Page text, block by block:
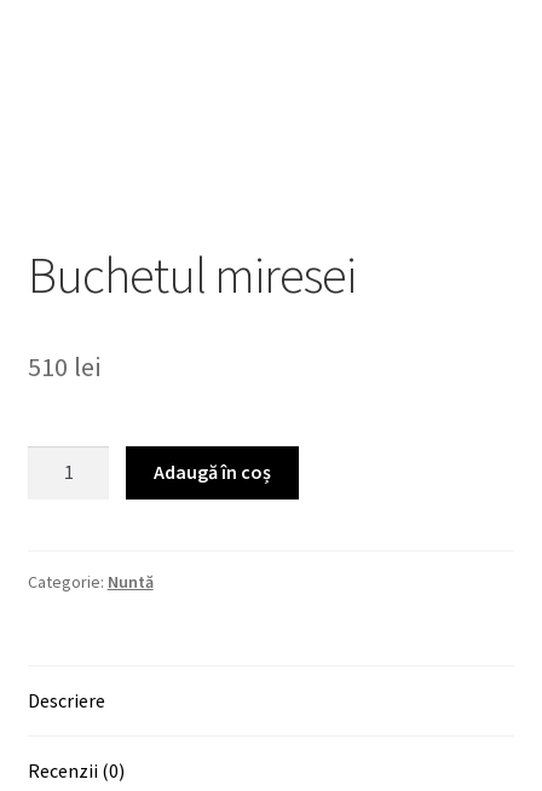
Buchetul miresei
510 lei
Adaugă în coș
Categorie: Nuntă
Descriere
Recenzii (0)